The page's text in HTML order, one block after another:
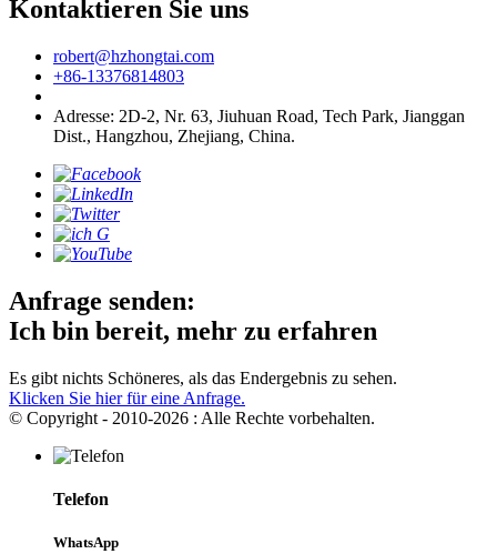
Kontaktieren Sie uns
robert@hzhongtai.com
+86-13376814803
Adresse: 2D-2, Nr. 63, Jiuhuan Road, Tech Park, Jianggan
Dist., Hangzhou, Zhejiang, China.
Anfrage senden:
Ich bin bereit, mehr zu erfahren
Es gibt nichts Schöneres, als das Endergebnis zu sehen.
Klicken Sie hier für eine Anfrage.
© Copyright - 2010-2026 : Alle Rechte vorbehalten.
Telefon
WhatsApp